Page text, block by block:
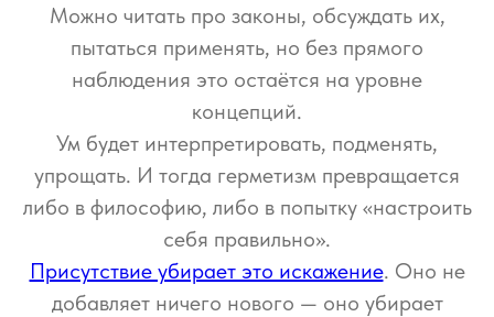
Можно читать про законы, обсуждать их,
пытаться применять, но без прямого
наблюдения это остаётся на уровне
концепций.
Ум будет интерпретировать, подменять,
упрощать. И тогда герметизм превращается
либо в философию, либо в попытку «настроить
себя правильно».
Присутствие убирает это искажение. Оно не
добавляет ничего нового — оно убирает